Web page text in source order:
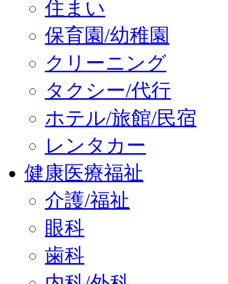
住まい
保育園/幼稚園
クリーニング
タクシー/代行
ホテル/旅館/民宿
レンタカー
健康医療福祉
介護/福祉
眼科
歯科